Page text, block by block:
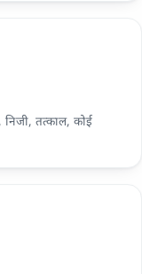
निजी, तत्काल, कोई